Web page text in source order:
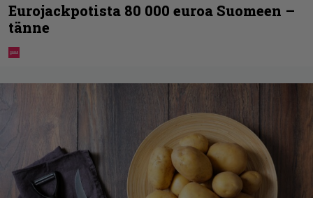
Eurojackpotista 80 000 euroa Suomeen –
tänne